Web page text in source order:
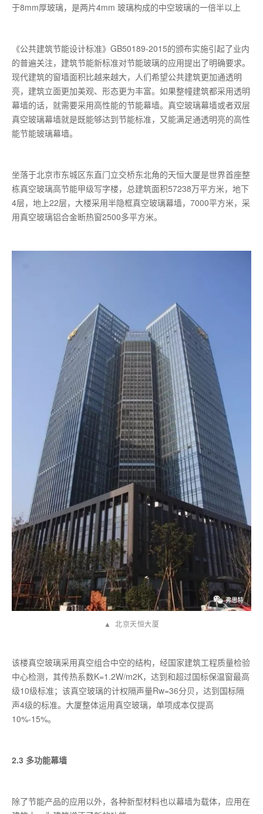
于8mm厚玻璃，是两片4mm 玻璃构成的中空玻璃的一倍半以上
《公共建筑节能设计标准》GB50189-2015的颁布实施引起了业内
的普遍关注，建筑节能新标准对节能玻璃的应用提出了明确要求。
现代建筑的窗墙面积比越来越大，人们希望公共建筑更加通透明
亮，建筑立面更加美观、形态更为丰富。如果整幢建筑都采用透明
幕墙的话，就需要采用高性能的节能幕墙。真空玻璃幕墙或者双层
真空玻璃幕墙就是既能够达到节能标准，又能满足通透明亮的高性
能节能玻璃幕墙。
坐落于北京市东城区东直门立交桥东北角的天恒大厦是世界首座整
栋真空玻璃高节能甲级写字楼，总建筑面积57238万平方米，地下
4层，地上22层，大楼采用半隐框真空玻璃幕墙，7000平方米，采
用真空玻璃铝合金断热窗2500多平方米。
▲ 北京天恒大厦
该楼真空玻璃采用真空组合中空的结构，经国家建筑工程质量检验
中心检测，其传热系数K=1.2W/m2K，达到和超过国标保温窗最高
级10级标准；该真空玻璃的计权隔声量Rw=36分贝，达到国标隔
声4级的标准。大厦整体运用真空玻璃，单项成本仅提高
10%-15%。
2.3 多功能幕墙
除了节能产品的应用以外，各种新型材料也以幕墙为载体，应用在